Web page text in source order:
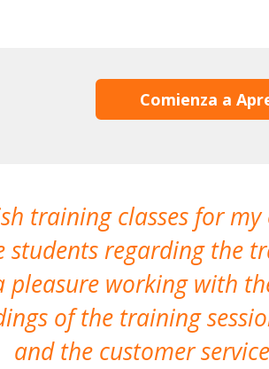
Comienza a
training classes for
students regarding the
pleasure working with
of the training
and the customer